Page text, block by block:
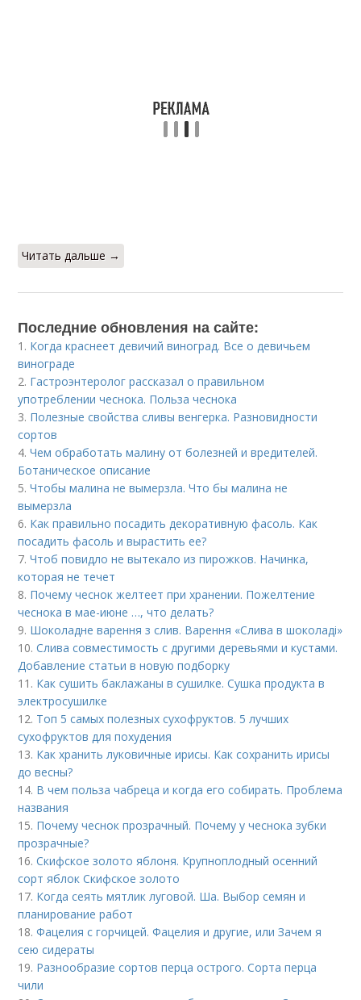
Читать дальше →
Последние обновления на сайте:
1. Когда краснеет девичий виноград. Все о девичьем
винограде
2. Гастроэнтеролог рассказал о правильном
употреблении чеснока. Польза чеснока
3. Полезные свойства сливы венгерка. Разновидности
сортов
4.Чем обработать малину от болезней и вредителей.
Ботаническое описание
5.Чтобы малина не вымерзла. Что бы малина не
вымерзла
6. Как правильно посадить декоративную фасоль. Как
посадить фасоль и вырастить ее?
7.Чтоб повидло не вытекало из пирожков. Начинка,
которая не течет
8. Почему чеснок желтеет при хранении. Пожелтение
чеснока в мае-июне …, что делать?
9. Шоколадне варення з слив. Варення «Слива в шоколаді»
10.Слива совместимость с другими деревьями и кустами.
Добавление статьи в новую подборку
11. Как сушить баклажаны в сушилке. Сушка продукта в
электросушилке
12. Топ 5 самых полезных сухофруктов. 5 лучших
сухофруктов для похудения
13. Как хранить луковичные ирисы. Как сохранить ирисы
до весны?
14. В чем польза чабреца и когда его собирать. Проблема
названия
15. Почему чеснок прозрачный. Почему у чеснока зубки
прозрачные?
16.Скифское золото яблоня. Крупноплодный осенний
сорт яблок Скифское золото
17. Когда сеять мятлик луговой. Ша. Выбор семян и
планирование работ
18.Фацелия с горчицей. Фацелия и другие, или Зачем я
сею сидераты
19. Разнообразие сортов перца острого. Сорта перца
чили